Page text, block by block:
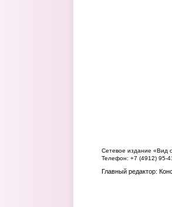
Сетевое издание «Вид
Телефон: +7 (4912) 95-
Главный редактор: